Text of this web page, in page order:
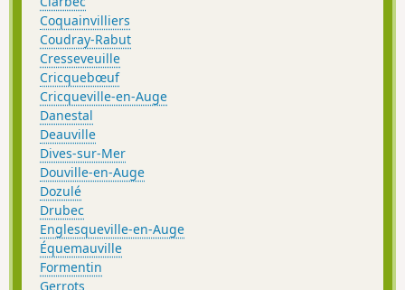
Coquainvilliers
Coudray-Rabut
Cresseveuille
Cricquebœuf
Cricqueville-en-Auge
Danestal
Deauville
Dives-sur-Mer
Douville-en-Auge
Dozulé
Drubec
Englesqueville-en-Auge
Équemauville
Formentin
Gerrots